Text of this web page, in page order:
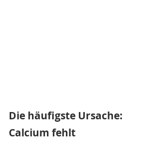
Die häufigste Ursache:
Calcium fehlt